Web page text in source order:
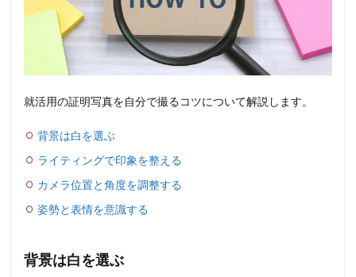
就活用の証明写真を自分で撮るコツについて解説します。
背景は白を選ぶ
ライティングで印象を整える
カメラ位置と角度を調整する
姿勢と表情を意識する
背景は白を選ぶ